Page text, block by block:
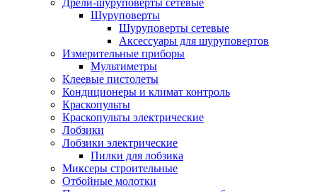
Дрели-шуруповерты сетевые
Шуруповерты
Шуруповерты сетевые
Аксессуары для шуруповертов
Измерительные приборы
Мультиметры
Клеевые пистолеты
Кондиционеры и климат контроль
Краскопульты
Краскопульты электрические
Лобзики
Лобзики электрические
Пилки для лобзика
Миксеры строительные
Отбойные молотки